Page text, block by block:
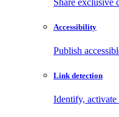
Accessibility
Publish
Link detection
Identify,